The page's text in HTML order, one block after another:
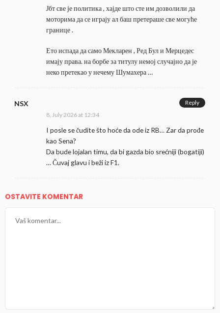
Јбт све је политика , хајде што сте им дозволили да
моторима да се играју ал баш претераше све могуће
границе .
Ето испада да само Мекларен , Ред Бул и Мерцедес
имају права. на борбе за титулу немој случајно да је
неко претекао у нечему Шумахера …
NSX
8, July 2026 at 12:34
I posle se čudite što hoće da ode iz RB… Zar da prođe
kao Sena?
Da bude lojalan timu, da bi gazda bio srećniji (bogatiji)
… Čuvaj glavu i beži iz F1.
Reply
OSTAVITE KOMENTAR